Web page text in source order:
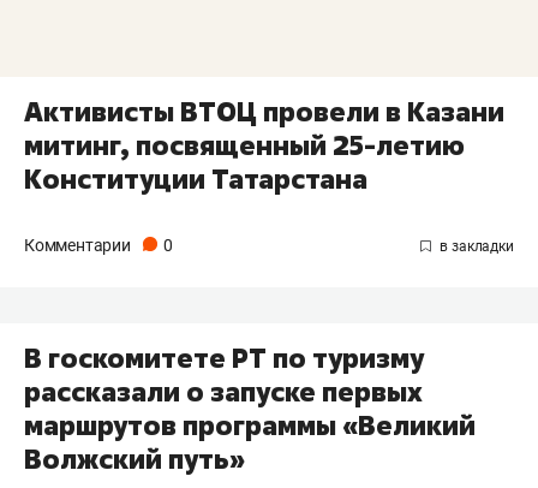
Активисты ВТОЦ провели в Казани
митинг, посвященный 25-летию
Конституции Татарстана
Комментарии 0
В госкомитете РТ по туризму
рассказали о запуске первых
маршрутов программы «Великий
Волжский путь»